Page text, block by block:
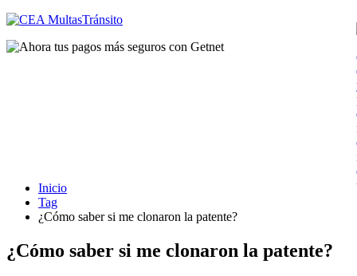
Inicio
Tag
¿Cómo saber si me clonaron la patente?
¿Cómo saber si me clonaron la patente?